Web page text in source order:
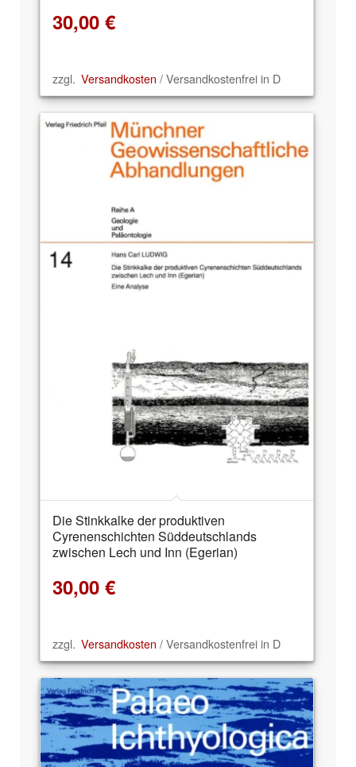
30,00 €
zzgl. Versandkosten / Versandkostenfrei in D
Die Stinkkalke der produktiven
Cyrenenschichten Süddeutschlands
zwischen Lech und Inn (Egerian)
30,00 €
zzgl. Versandkosten / Versandkostenfrei in D